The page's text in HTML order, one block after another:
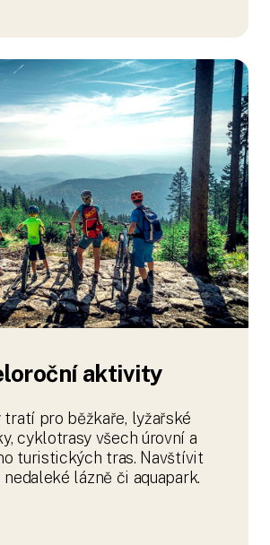
aktivity
tratí pro běžkaře, lyžařské
cyklotrasy všech úrovní a
turistických tras. Navštívit
lázně či aquapark.